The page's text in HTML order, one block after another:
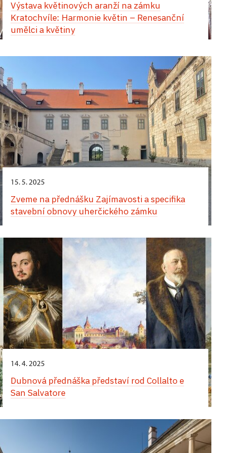
apartmánu v západním křídle zámku
Jedinečný zážitek vás čeká během Hradozámecké
hudby, tance a chutí! Přes den vás uchvátí
vystoupení tanečnic a tanečníků v nádherných
dobových kostýmech. Na arkádovém nádvoří si
můžete vychutnat autentickou italskou pizzu,
osvěžující zmrzlinu a lahodné míchané nápoje.
Večerní atmosféra vás přenese do jiné epochy.
Zámecké komnaty ozáří jemné světlo svíček
a Banketní sál ožije tóny historické hudby. Projděte
se slavnostně vyzdobenými interiéry, nechte se
unést květinovou vůní a jedinečným kouzlem
tohoto místa. Nezapomenutelný večer završí
velkolepá světelná show.
24. srpna,zámek Opočno
italskou a neapolskou malbu
Výstava květinových aranží na zámku
Kratochvíle: Harmonie květin – Renesanční
umělci a květiny
15. 5. 2025
Zveme na přednášku Zajímavosti a specifika
stavební obnovy uherčického zámku
14. 4. 2025
Dubnová přednáška představí rod Collalto e
San Salvatore